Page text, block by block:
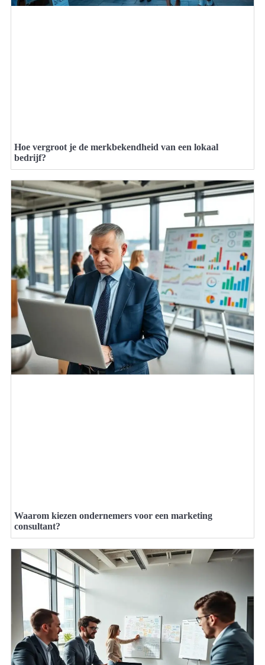
Hoe vergroot je de merkbekendheid van een lokaal
bedrijf?
Waarom kiezen ondernemers voor een marketing
consultant?